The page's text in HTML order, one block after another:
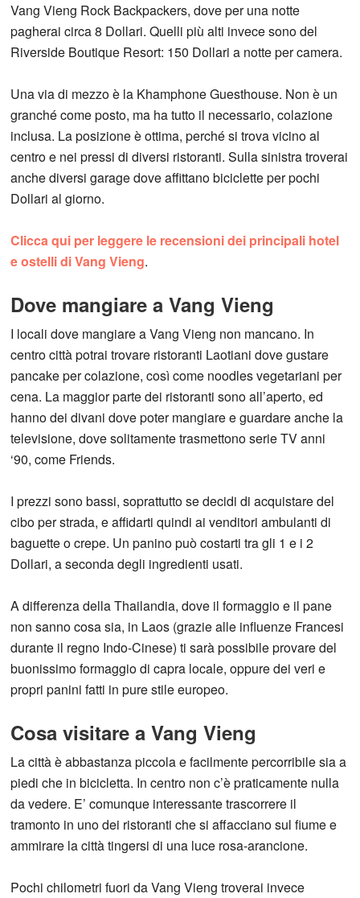
Vang Vieng Rock Backpackers, dove per una notte
pagherai circa 8 Dollari. Quelli più alti invece sono del
Riverside Boutique Resort: 150 Dollari a notte per camera.
Una via di mezzo è la Khamphone Guesthouse. Non è un
granché come posto, ma ha tutto il necessario, colazione
inclusa. La posizione è ottima, perché si trova vicino al
centro e nei pressi di diversi ristoranti. Sulla sinistra troverai
anche diversi garage dove affittano biciclette per pochi
Dollari al giorno.
Clicca qui per leggere le recensioni dei principali hotel
e ostelli di Vang Vieng.
Dove mangiare a Vang Vieng
I locali dove mangiare a Vang Vieng non mancano. In
centro città potrai trovare ristoranti Laotiani dove gustare
pancake per colazione, così come noodles vegetariani per
cena. La maggior parte dei ristoranti sono all’aperto, ed
hanno dei divani dove poter mangiare e guardare anche la
televisione, dove solitamente trasmettono serie TV anni
‘90, come Friends.
I prezzi sono bassi, soprattutto se decidi di acquistare del
cibo per strada, e affidarti quindi ai venditori ambulanti di
baguette o crepe. Un panino può costarti tra gli 1 e i 2
Dollari, a seconda degli ingredienti usati.
A differenza della Thailandia, dove il formaggio e il pane
non sanno cosa sia, in Laos (grazie alle influenze Francesi
durante il regno Indo-Cinese) ti sarà possibile provare del
buonissimo formaggio di capra locale, oppure dei veri e
propri panini fatti in pure stile europeo.
Cosa visitare a Vang Vieng
La città è abbastanza piccola e facilmente percorribile sia a
piedi che in bicicletta. In centro non c’è praticamente nulla
da vedere. E’ comunque interessante trascorrere il
tramonto in uno dei ristoranti che si affacciano sul fiume e
ammirare la città tingersi di una luce rosa-arancione.
Pochi chilometri fuori da Vang Vieng troverai invece